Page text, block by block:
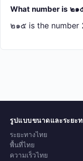
What number is ๒๑
๒๑๕ is the number
รูปแบบขนาดและระยะ
ระยะทางไทย
พื้นที่ไทย
ความเร็วไทย